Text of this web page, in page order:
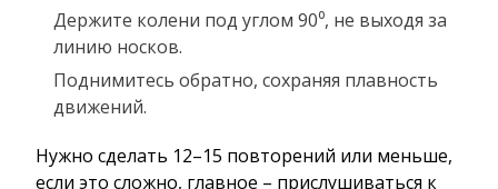
Держите колени под углом 90⁰, не выходя за
линию носков.
Поднимитесь обратно, сохраняя плавность
движений.
Нужно сделать 12–15 повторений или меньше,
если это сложно, главное – прислушиваться к